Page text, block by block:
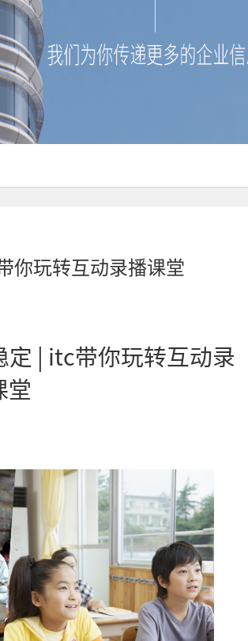
你玩转互动录播课堂
定 | itc带你玩转互动录
堂